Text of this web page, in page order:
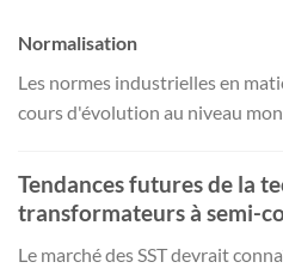
Normalisation
Les normes industrielles en
cours d'évolution au niveau
Tendances futures de la
transformateurs à semi-
Le marché des SST devrait